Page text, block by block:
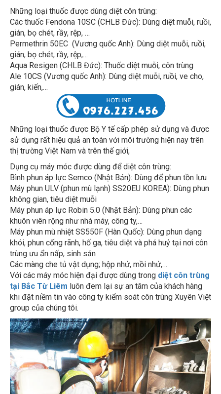
Những loại thuốc được dùng diệt côn trùng:
Các thuốc Fendona 10SC (CHLB Đức): Dùng diệt muỗi, ruồi,
gián, bọ chét, rầy, rệp, …
Permethrin 50EC (Vương quốc Anh): Dùng diệt muỗi, ruồi,
gián, bọ chét, rầy, rệp,…
Aqua Resigen (CHLB Đức): Thuốc diệt muỗi, côn trùng
Ale 10CS (Vương quốc Anh): Dùng diệt muỗi, ruồi, ve cho,
gián, kiến,…
Nhữ
ng loại thuốc được Bộ Y tế cấp phép sử dụng và được
sử dụng rất hiệu quả an toàn với môi trường hiện nay trên
thị trường Việt Nam và trên thế giới,
Dụng cụ máy móc được dùng để diệt côn trùng:
Bình phun áp lực Semco (Nhật Bản): Dùng để phun tồn lưu
Máy phun ULV (phun mù lạnh) SS20EU KOREA): Dùng phun
không gian, tiêu diệt muỗi
Máy phun áp lực Robin 5.0 (Nhật Bản): Dùng phun các
khuôn viên rộng như nhà máy, công ty,…
Máy phun mù nhiệt SS550F (Hàn Quốc): Dùng phun dạng
khói, phun cống rãnh, hố ga, tiêu diệt và phá huỷ tại nơi côn
trùng ưu ẩn nấp, sinh sản
Các màng che tủ vật dụng; hộp nhử, mồi nhử,…
Với các máy móc hiện đại được dùng trongdiệt côn trùng
tại Bắc Từ Liêm luôn đem lại sự an tâm của khách hàng
khi đặt niềm tin vào công ty kiểm soát côn trùng Xuyên Việt
group của chúng tôi.